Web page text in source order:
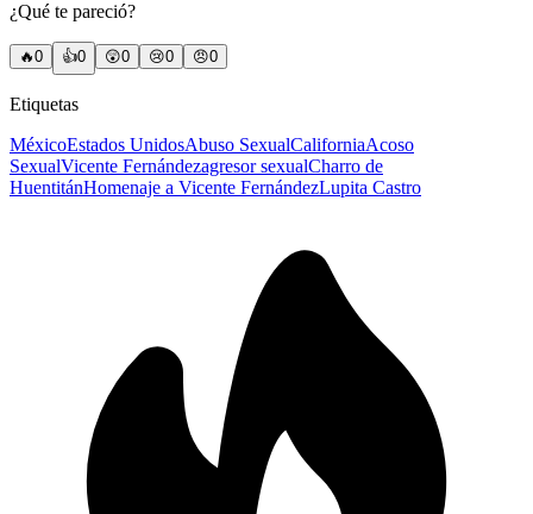
¿Qué te pareció?
🔥0 👍0 😲0 😢0 😠0
Etiquetas
MéxicoEstados UnidosAbuso SexualCaliforniaAcoso
SexualVicente Fernándezagresor sexualCharro de
HuentitánHomenaje a Vicente FernándezLupita Castro